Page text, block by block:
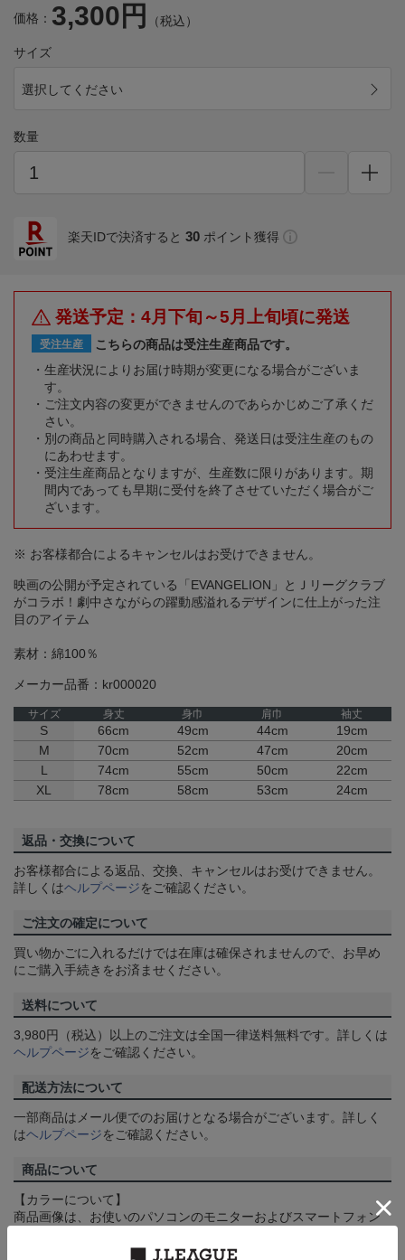
価格： 3,300円 （税込）
サイズ
選択してください
数量
楽天IDで決済すると 30 ポイント獲得
発送予定：4月下旬～5月上旬頃に発送
受注生産
こちらの商品は受注生産商品です。
生産状況によりお届け時期が変更になる場合がございま
す。
ご注文内容の変更ができませんのであらかじめご了承くだ
さい。
別の商品と同時購入される場合、発送日は受注生産のもの
にあわせます。
受注生産商品となりますが、生産数に限りがあります。期
間内であっても早期に受付を終了させていただく場合がご
ざいます。
※ お客様都合によるキャンセルはお受けできません。
映画の公開が予定されている「EVANGELION」とＪリーグクラブ
がコラボ！劇中さながらの躍動感溢れるデザインに仕上がった注
目のアイテム
素材：綿100％
メーカー品番：kr000020
サイズ 身丈 身巾 肩巾 袖丈
S 66cm 49cm 44cm
19cm
M
70cm 52cm 47cm
20cm
L
74cm 55cm 50cm
22cm
XL
78cm 58cm 53cm 24cm
返品・交換について
お客様都合による返品、交換、キャンセルはお受けできません。
詳しくはヘルプページをご確認ください。
ご注文の確定について
買い物かごに入れるだけでは在庫は確保されませんので、お早め
にご購入手続きをお済ませください。
送料について
3,980円（税込）以上のご注文は全国一律送料無料です。詳しくは
ヘルプページをご確認ください。
配送方法について
一部商品はメール便でのお届けとなる場合がございます。詳しく
はヘルプページをご確認ください。
商品について
【カラーについて】
商品画像は、お使いのパソコンのモニターおよびスマートフォン
て見える場合がございます。あらかじめご了承ください。